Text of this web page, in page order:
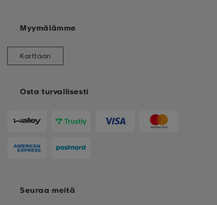
Osta turvallisesti
Myymälämme
Karttaan
Seuraa meitä